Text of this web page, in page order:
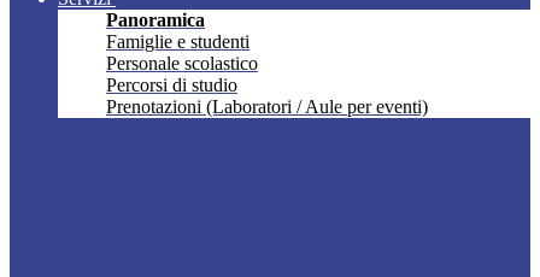
Panoramica
Famiglie e studenti
Personale scolastico
Percorsi di studio
Prenotazioni (Laboratori / Aule per eventi)